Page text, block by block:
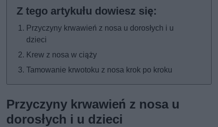
Przyczyny krwawień z nosa u dorosłych i u
dzieci
Krew z nosa w ciąży
Tamowanie krwotoku z nosa krok po kroku
Przyczyny krwawień z nosa u
dorosłych i u dzieci